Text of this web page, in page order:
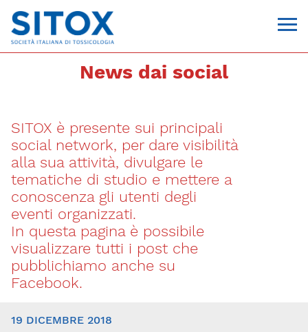
Via Giovanni Pascoli, 3
20129, Milano
C.F. 96330980580
P.I. 06792491000
T. 02-29520311
segreteria@sitox.org
News dai social
SITOX è presente sui principali
social network, per dare visibilità
alla sua attività, divulgare le
tematiche di studio e mettere a
conoscenza gli utenti degli
eventi organizzati.
In questa pagina è possibile
visualizzare tutti i post che
pubblichiamo anche su
Facebook.
19 DICEMBRE 2018